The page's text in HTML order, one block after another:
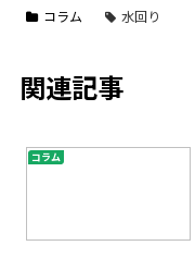
コラム 水回り
関連記事
コラム